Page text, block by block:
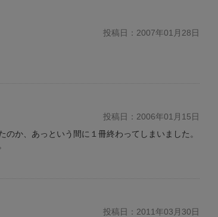
投稿日：2007年01月28日
投稿日：2006年01月15日
か、あっという間に１冊終わってしまいました。
投稿日：2011年03月30日